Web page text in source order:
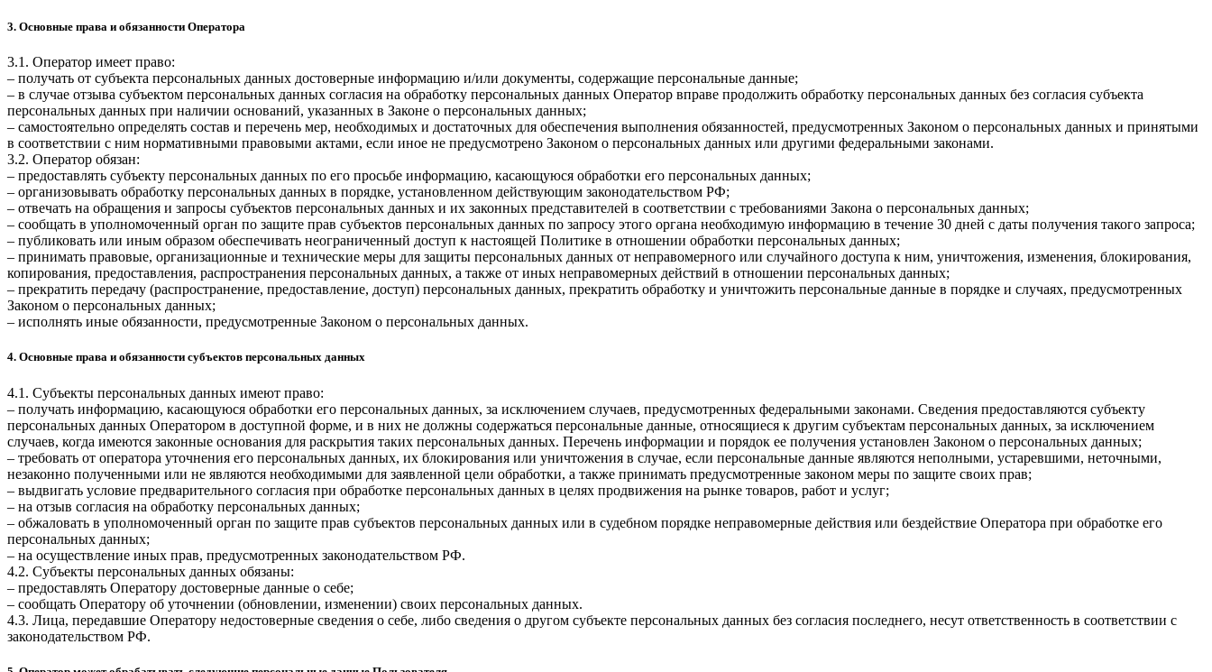
3. Основные права и обязанности Оператора
3.1. Оператор имеет право:
– получать от субъекта персональных данных достоверные информацию и/или документы, содержащие персональные данные;
– в случае отзыва субъектом персональных данных согласия на обработку персональных данных Оператор вправе продолжить обработку персональных данных без согласия субъекта
персональных данных при наличии оснований, указанных в Законе о персональных данных;
– самостоятельно определять состав и перечень мер, необходимых и достаточных для обеспечения выполнения обязанностей, предусмотренных Законом о персональных данных и принятыми
в соответствии с ним нормативными правовыми актами, если иное не предусмотрено Законом о персональных данных или другими федеральными законами.
3.2. Оператор обязан:
– предоставлять субъекту персональных данных по его просьбе информацию, касающуюся обработки его персональных данных;
– организовывать обработку персональных данных в порядке, установленном действующим законодательством РФ;
– отвечать на обращения и запросы субъектов персональных данных и их законных представителей в соответствии с требованиями Закона о персональных данных;
– сообщать в уполномоченный орган по защите прав субъектов персональных данных по запросу этого органа необходимую информацию в течение 30 дней с даты получения такого запроса;
– публиковать или иным образом обеспечивать неограниченный доступ к настоящей Политике в отношении обработки персональных данных;
– принимать правовые, организационные и технические меры для защиты персональных данных от неправомерного или случайного доступа к ним, уничтожения, изменения, блокирования,
копирования, предоставления, распространения персональных данных, а также от иных неправомерных действий в отношении персональных данных;
– прекратить передачу (распространение, предоставление, доступ) персональных данных, прекратить обработку и уничтожить персональные данные в порядке и случаях, предусмотренных
Законом о персональных данных;
– исполнять иные обязанности, предусмотренные Законом о персональных данных.
4. Основные права и обязанности субъектов персональных данных
4.1. Субъекты персональных данных имеют право:
– получать информацию, касающуюся обработки его персональных данных, за исключением случаев, предусмотренных федеральными законами. Сведения предоставляются субъекту
персональных данных Оператором в доступной форме, и в них не должны содержаться персональные данные, относящиеся к другим субъектам персональных данных, за исключением
случаев, когда имеются законные основания для раскрытия таких персональных данных. Перечень информации и порядок ее получения установлен Законом о персональных данных;
– требовать от оператора уточнения его персональных данных, их блокирования или уничтожения в случае, если персональные данные являются неполными, устаревшими, неточными,
незаконно полученными или не являются необходимыми для заявленной цели обработки, а также принимать предусмотренные законом меры по защите своих прав;
– выдвигать условие предварительного согласия при обработке персональных данных в целях продвижения на рынке товаров, работ и услуг;
– на отзыв согласия на обработку персональных данных;
– обжаловать в уполномоченный орган по защите прав субъектов персональных данных или в судебном порядке неправомерные действия или бездействие Оператора при обработке его
персональных данных;
– на осуществление иных прав, предусмотренных законодательством РФ.
4.2. Субъекты персональных данных обязаны:
– предоставлять Оператору достоверные данные о себе;
– сообщать Оператору об уточнении (обновлении, изменении) своих персональных данных.
4.3. Лица, передавшие Оператору недостоверные сведения о себе, либо сведения о другом субъекте персональных данных без согласия последнего, несут ответственность в соответствии с
законодательством РФ.